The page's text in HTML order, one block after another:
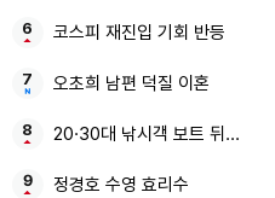
코스피 재진입 기회 반등
오초희 남편 덕질 이혼
20·30대 낚시객 보트 뒤집혀
정경호 수영 효리수